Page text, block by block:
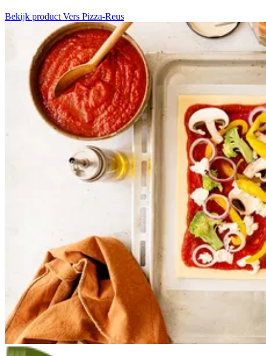
Bekijk product Vers Pizza-Reus